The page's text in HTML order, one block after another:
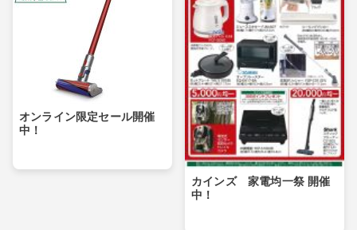
オンライン限定セール開催
中！
カインズ 家電均一祭 開催
中！